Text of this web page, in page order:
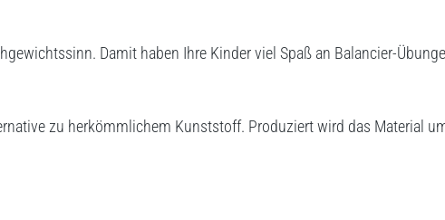
Damit haben Ihre Kinder viel Spaß an Balancier-
zu herkömmlichem Kunststoff. Produziert wird das Material